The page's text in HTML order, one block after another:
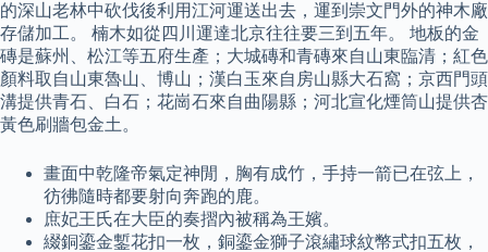
的深山老林中砍伐後利用江河運送出去，運到崇文門外的神木廠
存儲加工。 楠木如從四川運達北京往往要三到五年。 地板的金
磚是蘇州、松江等五府生產；大城磚和青磚來自山東臨清；紅色
顏料取自山東魯山、博山；漢白玉來自房山縣大石窩；京西門頭
溝提供青石、白石；花崗石來自曲陽縣；河北宣化煙筒山提供杏
黃色刷牆包金土。
畫面中乾隆帝氣定神閒，胸有成竹，手持一箭已在弦上，
彷彿隨時都要射向奔跑的鹿。
庶妃王氏在大臣的奏摺內被稱為王嬪。
綴銅鎏金鏨花扣一枚，銅鎏金獅子滾繡球紋幣式扣五枚，